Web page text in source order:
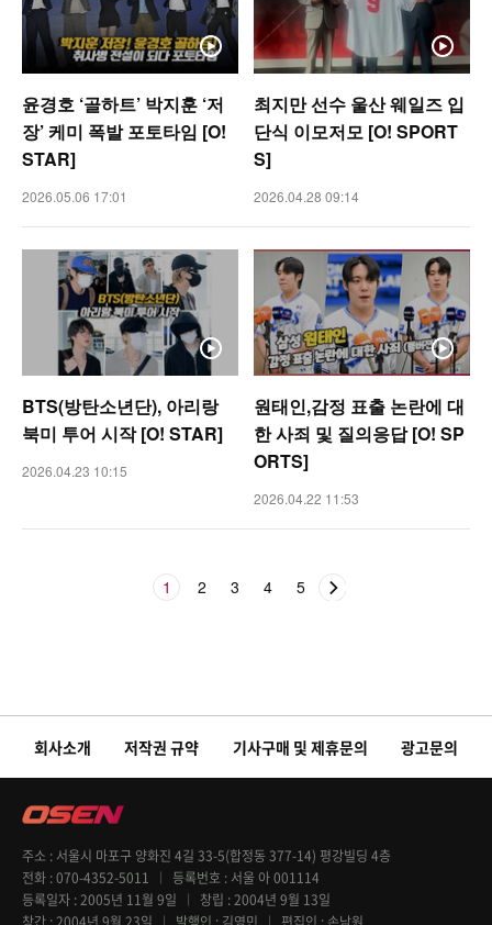
윤경호 ‘골하트’ 박지훈 ‘저
장’ 케미 폭발 포토타임 [O!
STAR]
2026.05.06 17:01
최지만 선수 울산 웨일즈 입
단식 이모저모 [O! SPORT
S]
2026.04.28 09:14
BTS(방탄소년단), 아리랑
북미 투어 시작 [O! STAR]
2026.04.23 10:15
원태인,감정 표출 논란에 대
한 사죄 및 질의응답 [O! SP
ORTS]
2026.04.22 11:53
1 2 3 4 5
회사소개 저작권 규약 기사구매 및 제휴문의 광고문의
주소
서울시 마포구 양화진 4길 33-5(합정동 377-14) 평강빌딩 4층
전화 070-4352-5011 등록번호
서울 아 001114
등록일자 2005년 11월 9일 창립 2004년 9월 13일